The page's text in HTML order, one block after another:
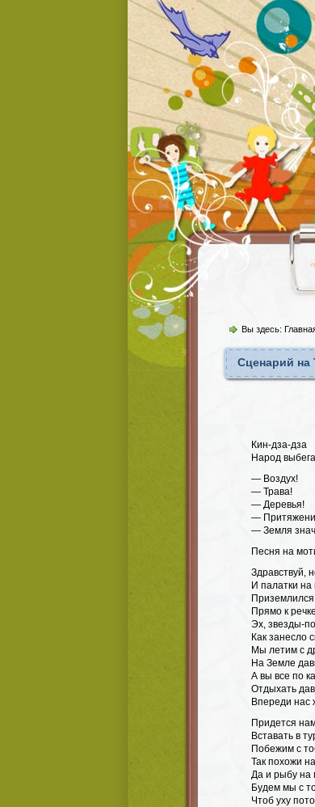
Вы здесь:
Сценарий на
Кин-дза-дза
Народ
— Воздух!
— Трава!
— Деревья!
—
— Земля
Песня на
Здравствуй,
И палатки на
Прямо к
Эх, звезды-
Как занесло
Мы летим с
На Земле
А вы все по
Отдыхать
Впереди нас
Придется
Вставать в
Побежим с
Так похожи
Да и рыбу
Будем мы с
Чтоб уху